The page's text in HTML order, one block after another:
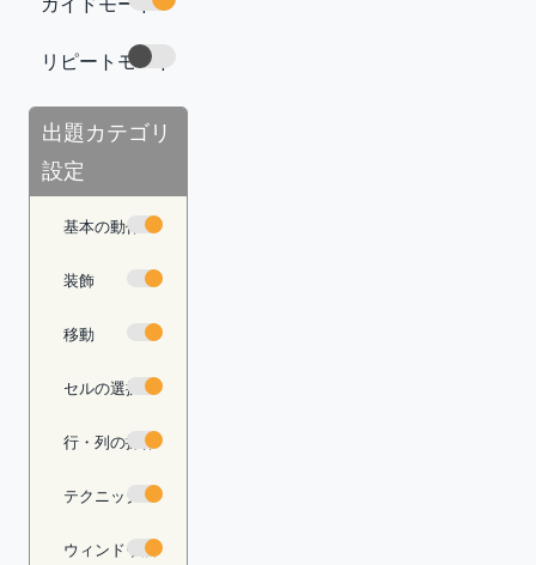
https://com
m/tech/exce
l-text-box/
コピー
リピートモード
出題カテゴリ
設定
基本の動作
装飾
移動
セルの選択
行・列の操作
テクニック
ウィンドウ展